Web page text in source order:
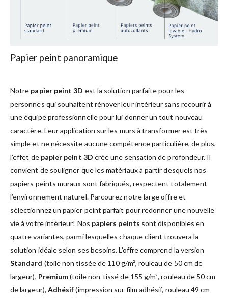
Papier peint panoramique
Notre papier peint 3D est la solution parfaite pour les
personnes qui souhaitent rénover leur intérieur sans recourir à
une équipe professionnelle pour lui donner un tout nouveau
caractère. Leur application sur les murs à transformer est très
simple et ne nécessite aucune compétence particulière, de plus,
l’effet de papier peint 3D crée une sensation de profondeur. Il
convient de souligner que les matériaux à partir desquels nos
papiers peints muraux sont fabriqués, respectent totalement
l’environnement naturel. Parcourez notre large offre et
sélectionnez un papier peint parfait pour redonner une nouvelle
vie à votre intérieur! Nos papiers peints sont disponibles en
quatre variantes, parmi lesquelles chaque client trouvera la
solution idéale selon ses besoins. L’offre comprend la version
Standard (toile non tissée de 110 g/m², rouleau de 50 cm de
largeur), Premium(toile non-tissé de 155 g/m², rouleau de 50 cm
de largeur), Adhésif(impression sur film adhésif, rouleau 49 cm